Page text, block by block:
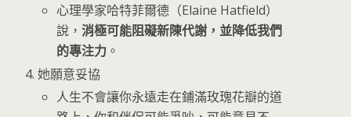
心理學家哈特菲爾德（Elaine Hatfield）
說，消極可能阻礙新陳代謝，並降低我們
的專注力 。
她願意妥協
人生不會讓你永遠走在鋪滿玫瑰花瓣的道